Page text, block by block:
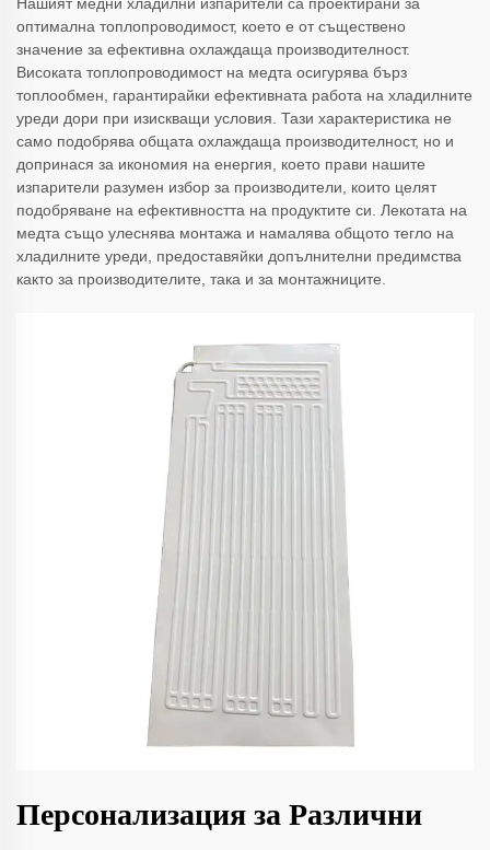
Нашият медни хладилни изпарители са проектирани за
оптимална топлопроводимост, което е от съществено
значение за ефективна охлаждаща производителност.
Високата топлопроводимост на медта осигурява бърз
топлообмен, гарантирайки ефективната работа на хладилните
уреди дори при изискващи условия. Тази характеристика не
само подобрява общата охлаждаща производителност, но и
допринася за икономия на енергия, което прави нашите
изпарители разумен избор за производители, които целят
подобряване на ефективността на продуктите си. Лекотата на
медта също улеснява монтажа и намалява общото тегло на
хладилните уреди, предоставяйки допълнителни предимства
както за производителите, така и за монтажниците.
Персонализация за Различни